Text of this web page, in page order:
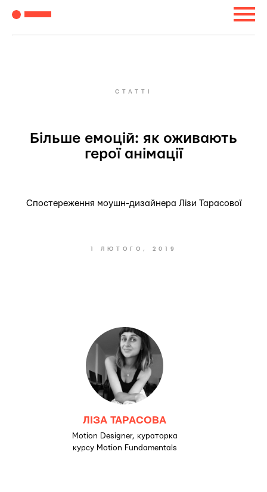
СТАТТІ
Більше емоцій: як оживають
герої анімації
Спостереження моушн-дизайнера Лізи Тарасової
1 ЛЮТОГО, 2019
ЛІЗА ТАРАСОВА
Motion Designer, кураторка
курсу Motion Fundamentals